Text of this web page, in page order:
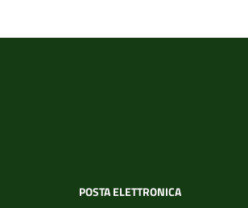
POSTA ELETTRONICA